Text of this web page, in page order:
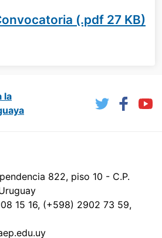
(.pdf 27 KB)
la
822, piso 10 - C.P.
15 16, (+598) 2902 73 59,